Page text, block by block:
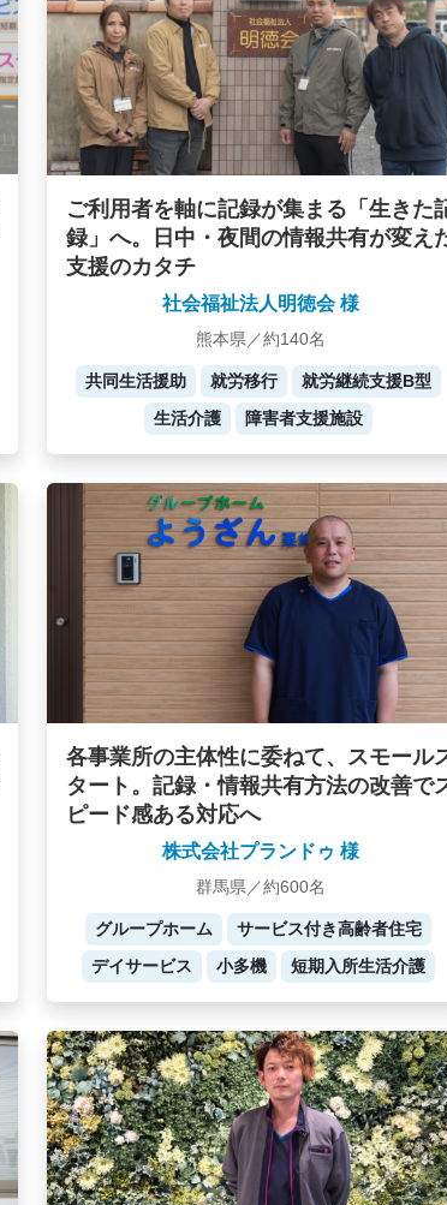
ご利用者を軸に記録が集まる「生きた
録」へ。日中・夜間の情報共有が変え
支援のカタチ
社会福祉法人明徳会 様
熊本県／約140名
共同生活援助 就労移行
就労継続支援B型
生活介護
障害者支援施設
各事業所の主体性に委ねて、スモール
タート。記録・情報共有方法の改善で
ピード感ある対応へ
株式会社プランドゥ 様
群馬県／約600名
グループホーム
サービス付き高齢者住宅
デイサービス
小多機 短期入所生活介護